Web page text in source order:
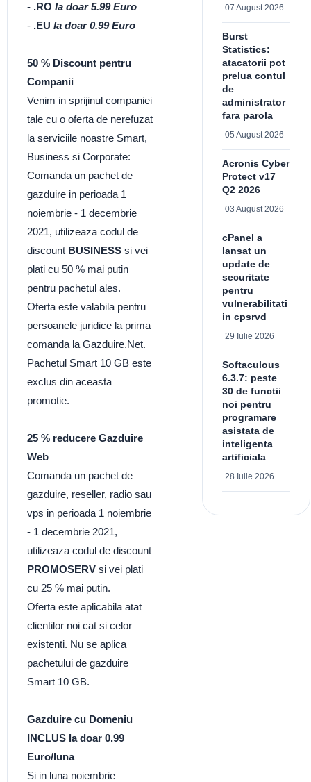
- .RO la doar 5.99 Euro
- .EU la doar 0.99 Euro
50 % Discount pentru
Companii
Venim in sprijinul companiei
tale cu o oferta de nerefuzat
la serviciile noastre Smart,
Business si Corporate:
Comanda un pachet de
gazduire in perioada 1
noiembrie - 1 decembrie
2021, utilizeaza codul de
discount BUSINESS si vei
plati cu 50 % mai putin
pentru pachetul ales.
Oferta este valabila pentru
persoanele juridice la prima
comanda la Gazduire.Net.
Pachetul Smart 10 GB este
exclus din aceasta
promotie.
25 % reducere Gazduire
Web
Comanda un pachet de
gazduire, reseller, radio sau
vps in perioada 1 noiembrie
- 1 decembrie 2021,
utilizeaza codul de discount
PROMOSERV si vei plati
cu 25 % mai putin.
Oferta este aplicabila atat
clientilor noi cat si celor
existenti. Nu se aplica
pachetului de gazduire
Smart 10 GB.
Gazduire cu Domeniu
INCLUS la doar 0.99
Euro/luna
Si in luna noiembrie
07 August 2026
Burst
Statistics:
atacatorii pot
prelua contul
de
administrator
fara parola
05 August 2026
Acronis Cyber
Protect v17
Q2 2026
03 August 2026
cPanel a
lansat un
update de
securitate
pentru
vulnerabilitati
in cpsrvd
29 Iulie 2026
Softaculous
6.3.7: peste
30 de functii
noi pentru
programare
asistata de
inteligenta
artificiala
28 Iulie 2026